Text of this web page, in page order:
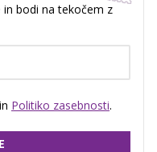
in bodi na tekočem z
in Politiko zasebnosti.